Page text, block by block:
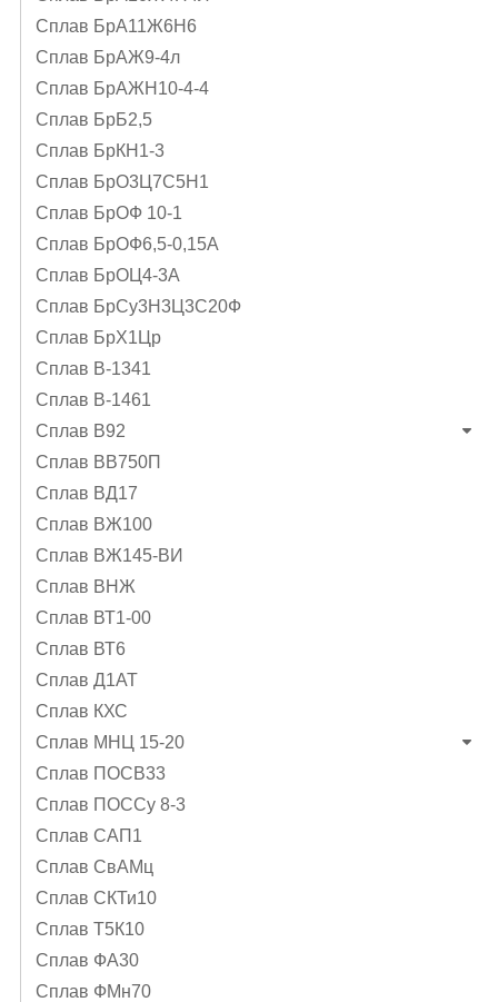
Сплав БрА11Ж6Н6
Сплав БрАЖ9-4л
Сплав БрАЖН10-4-4
Сплав БрБ2,5
Сплав БрКН1-3
Сплав БрО3Ц7С5Н1
Сплав БрОФ 10-1
Сплав БрОФ6,5-0,15А
Сплав БрОЦ4-3А
Сплав БрСу3Н3Ц3С20Ф
Сплав БрХ1Цр
Сплав В-1341
Сплав В-1461
Сплав В92
Сплав ВВ750П
Сплав ВД17
Сплав ВЖ100
Сплав ВЖ145-ВИ
Сплав ВНЖ
Сплав ВТ1-00
Сплав ВТ6
Сплав Д1АТ
Сплав КХС
Сплав МНЦ 15-20
Сплав ПОСВ33
Сплав ПОССу 8-3
Сплав САП1
Сплав СвАМц
Сплав СКТи10
Сплав Т5К10
Сплав ФА30
Сплав ФМн70